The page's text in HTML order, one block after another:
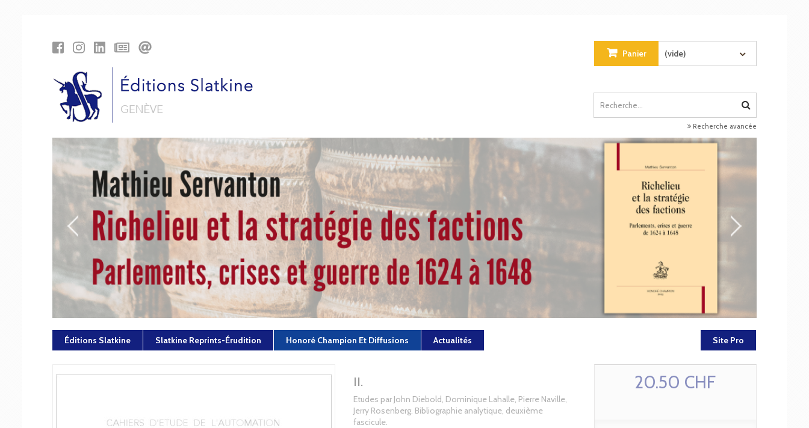
Panier (vide)
Recherche avancée
Éditions Slatkine Slatkine Reprints-Érudition Honoré Champion Et Diffusions Actualités Site Pro
II.
Etudes par John Diebold, Dominique Lahalle, Pierre Naville,
Jerry Rosenberg. Bibliographie analytique, deuxième
fascicule.
20.50 CHF